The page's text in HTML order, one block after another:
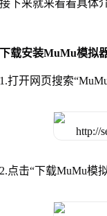
接下来就来看看具体
载安装MuMu模拟
1.打开网页搜索
2.点击“下载MuMu模